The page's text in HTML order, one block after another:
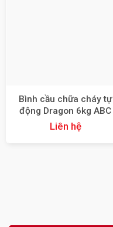
Bình cầu chữa cháy tự
động Dragon 6kg ABC
Liên hệ